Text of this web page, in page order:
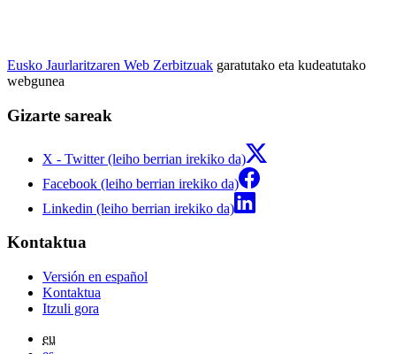
Eusko Jaurlaritzaren Web Zerbitzuak garatutako eta kudeatutako
webgunea
Gizarte sareak
X - Twitter (leiho berrian irekiko da)
Facebook (leiho berrian irekiko da)
Linkedin (leiho berrian irekiko da)
Kontaktua
Versión en español
Kontaktua
Itzuli gora
eu